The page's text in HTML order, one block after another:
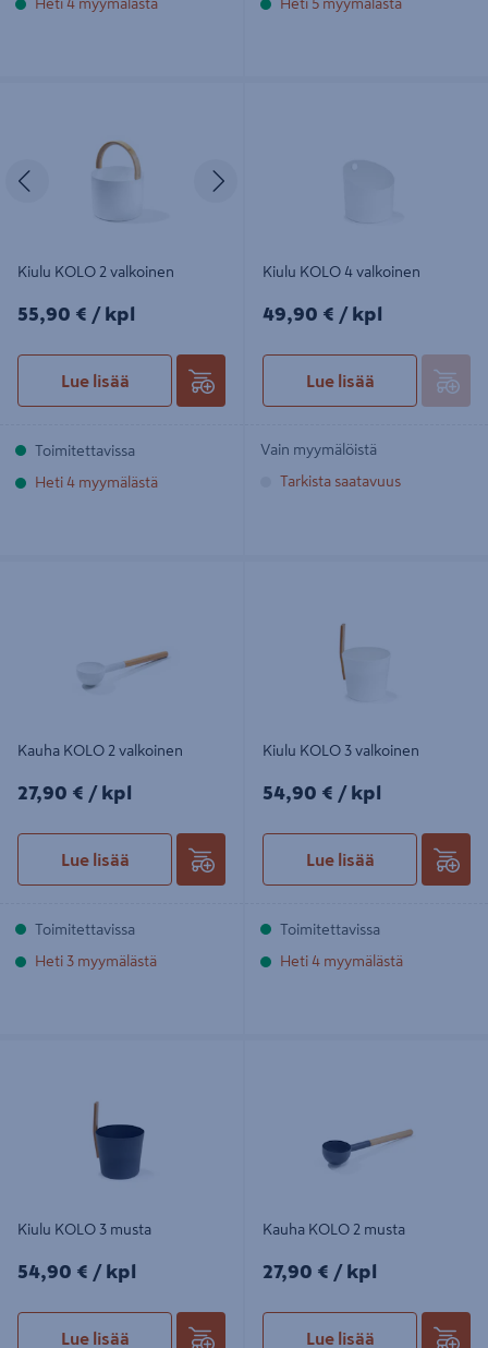
Heti 4 myymälästä Heti 5 myymälästä
Edellinen
Kiulu KOLO 2 valkoinen
55,90€/kpl
55,90 € / kpl
Lue lisää
Toimitettavissa
Heti 4 myymälästä
Kiulu KOLO 4 valkoinen
49,90€/kpl
49,90 € / kpl
Lue lisää
Vain myymälöistä
Tarkista saatavuus
Kauha KOLO 2 valkoinen
27,90€/kpl
27,90 € / kpl
Lue lisää
Toimitettavissa
Heti 3 myymälästä
Kiulu KOLO 3 valkoinen
54,90€/kpl
54,90 € / kpl
Lue lisää
Toimitettavissa
Heti 4 myymälästä
Kiulu KOLO 3 musta
54,90€/kpl
54,90 € / kpl
Lue lisää
Kauha KOLO 2 musta
27,90€/kpl
27,90 € / kpl
Lue lisää